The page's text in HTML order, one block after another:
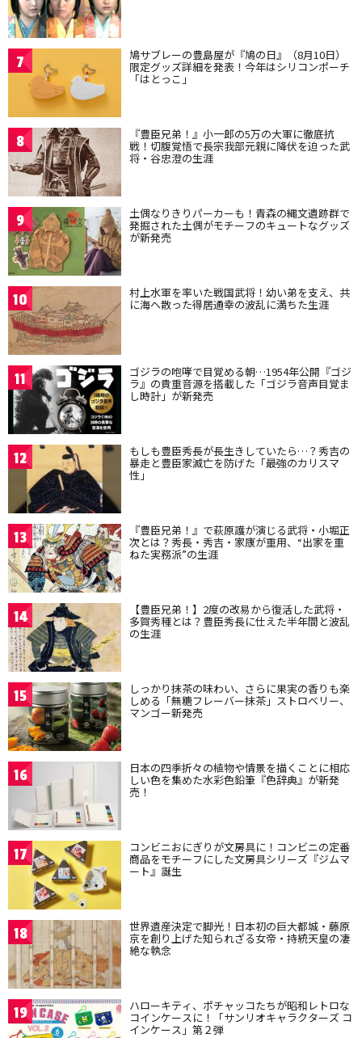
7 鳩サブレーの豊島屋が『鳩の日』（8月10日）
限定グッズ詳細を発表！今年はシリコンポーチ
「はとっこ」
8 『豊臣兄弟！』小一郎の5万の大軍に徹底抗
戦！切腹覚悟で長宗我部元親に降伏を迫った武
将・谷忠澄の生涯
9 土偶なりきりパーカーも！青森の縄文遺跡群で
発掘された土偶がモチーフのキュートなグッズ
が新発売
10 村上水軍を率いた戦国武将！幼い弟を支え、共
に海へ散った得居通幸の波乱に満ちた生涯
11 ゴジラの咆哮で目覚める朝…1954年公開『ゴジ
ラ』の貴重音源を搭載した「ゴジラ音声目覚ま
し時計」が新発売
12 もしも豊臣秀長が長生きしていたら…？秀吉の
暴走と豊臣家滅亡を防げた「最強のカリスマ
性」
13 『豊臣兄弟！』で萩原護が演じる武将・小堀正
次とは？秀長・秀吉・家康が重用、“出家を重
ねた実務派”の生涯
14 【豊臣兄弟！】2度の改易から復活した武将・
多賀秀種とは？豊臣秀長に仕えた半年間と波乱
の生涯
15 しっかり抹茶の味わい、さらに果実の香りも楽
しめる「無糖フレーバー抹茶」ストロベリー、
マンゴー新発売
16 日本の四季折々の植物や情景を描くことに相応
しい色を集めた水彩色鉛筆『色辞典』が新発
売！
17 コンビニおにぎりが文房具に！コンビニの定番
商品をモチーフにした文房具シリーズ『ジムマ
ート』誕生
18 世界遺産決定で脚光！日本初の巨大都城・藤原
京を創り上げた知られざる女帝・持統天皇の凄
絶な執念
19 ハローキティ、ポチャッコたちが昭和レトロな
コインケースに！「サンリオキャラクターズ コ
インケース」第２弾